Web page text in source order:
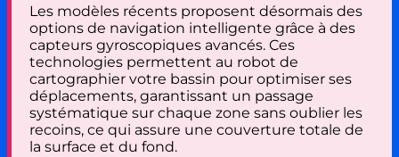
Les modèles récents proposent désormais des
options de navigation intelligente grâce à des
capteurs gyroscopiques avancés. Ces
technologies permettent au robot de
cartographier votre bassin pour optimiser ses
déplacements, garantissant un passage
systématique sur chaque zone sans oublier les
recoins, ce qui assure une couverture totale de
la surface et du fond.